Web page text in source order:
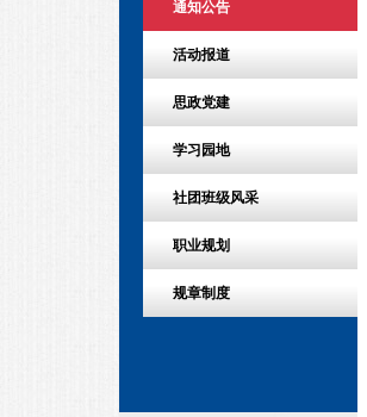
通知公告
活动报道
思政党建
学习园地
社团班级风采
职业规划
规章制度